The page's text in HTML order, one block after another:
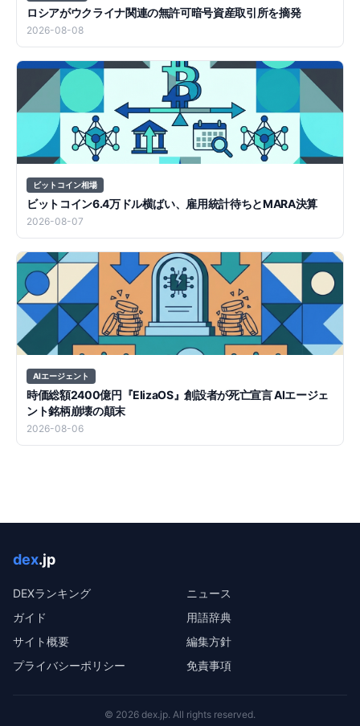
ロシアがウクライナ関連の無許可暗号資産取引所を摘発
2026-08-08
ビットコイン相場
ビットコイン6.4万ドル横ばい、雇用統計待ちとMARA決算
2026-08-07
AIエージェント
時価総額2400億円『ElizaOS』創設者が死亡宣言 AIエージェ
ント銘柄崩壊の顛末
2026-08-06
dex.jp
DEXランキング
ニュース
ガイド
用語辞典
サイト概要
編集方針
プライバシーポリシー
免責事項
© 2026 dex.jp. All rights reserved.